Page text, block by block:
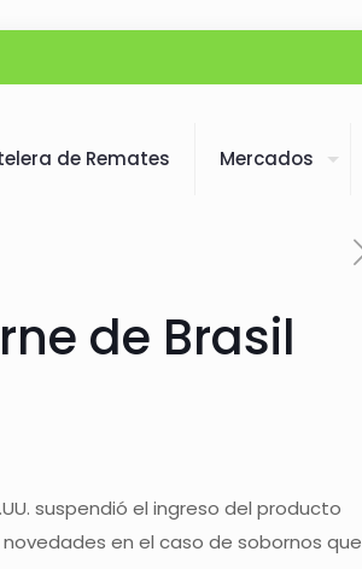
de Remates Mercados
de Brasil
suspendió el ingreso del producto
en el caso de sobornos que